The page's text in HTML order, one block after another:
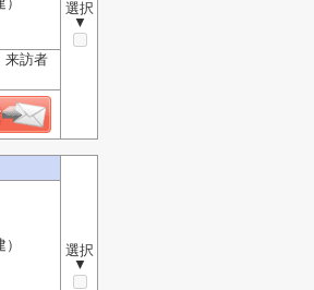
選択
▼
来訪者
選択
▼